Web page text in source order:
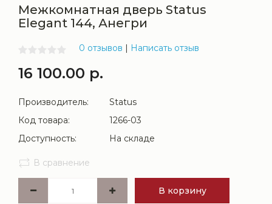
Межкомнатная дверь Status
Elegant 144, Анегри
0 отзывов | Написать отзыв
16 100.00 р.
Производитель:
Status
Код товара:
1266-03
Доступность:
На складе
В сравнение
В корзину